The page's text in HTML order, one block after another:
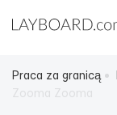
Praca za granicą